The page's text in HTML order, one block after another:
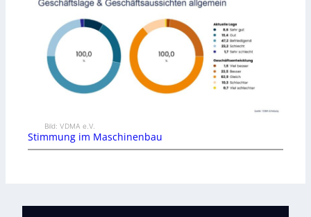
Bild: VDMA e.V.
Stimmung im Maschinenbau